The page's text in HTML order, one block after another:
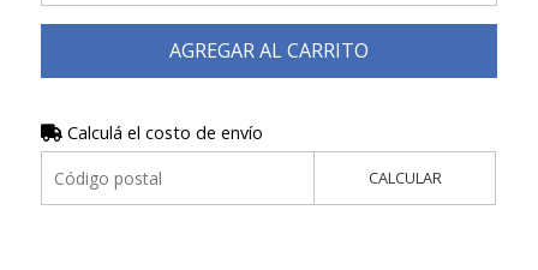
AGREGAR AL CARRITO
Calculá el costo de envío
CALCULAR